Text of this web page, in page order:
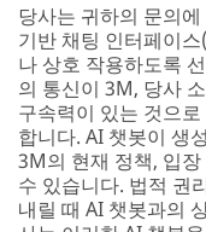
당사는 귀하의 문의
기반 채팅 인터페이
나 상호 작용하도록
의 통신이 3M, 당사
구속력이 있는 것으
합니다. AI 챗봇이 생
3M의 현재 정책, 입
수 있습니다. 법적 권
내릴 때 AI 챗봇과의